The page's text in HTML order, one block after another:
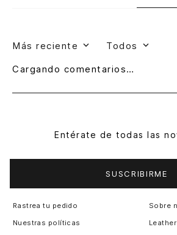
Más reciente Todos
Cargando comentarios…
Entérate de todas las
SUSCRIBIRME
Rastrea tu pedido
Nuestras políticas
Sobre